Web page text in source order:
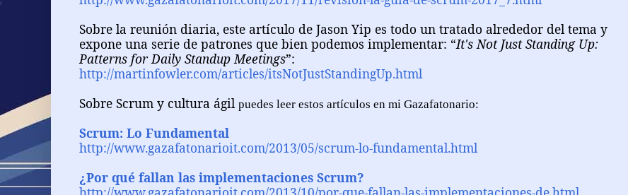
Sobre la reunión diaria, este artículo de Jason Yip es todo un tratado alrededor del tema y
expone una serie de patrones que bien podemos implementar: “It's Not Just Standing Up:
Patterns for Daily Standup Meetings”:
http://martinfowler.com/articles/itsNotJustStandingUp.html
Sobre Scrum y cultura ágil puedes leer estos artículos en mi Gazafatonario:
Scrum: Lo Fundamental
http://www.gazafatonarioit.com/2013/05/scrum-lo-fundamental.html
¿Por qué fallan las implementaciones Scrum?